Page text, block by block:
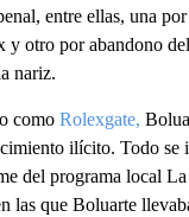
entre ellas, una
y otro por abandono
nariz.
como Rolexgate,
ilícito. Todo se
del programa local
las que Boluarte